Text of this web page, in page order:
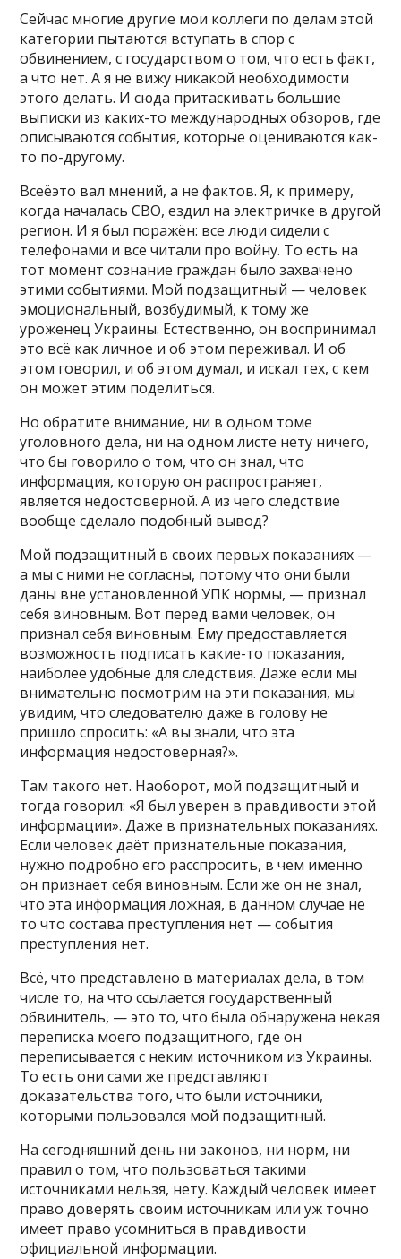
Сейчас многие другие мои коллеги по делам этой
категории пытаются вступать в спор с
обвинением, с государством о том, что есть факт,
а что нет. А я не вижу никакой необходимости
этого делать. И сюда притаскивать большие
выписки из каких-то международных обзоров, где
описываются события, которые оцениваются как-
то по-другому.
Всеёэто вал мнений, а не фактов. Я, к примеру,
когда началась СВО, ездил на электричке в другой
регион. И я был поражён: все люди сидели с
телефонами и все читали про войну. То есть на
тот момент сознание граждан было захвачено
этими событиями. Мой подзащитный — человек
эмоциональный, возбудимый, к тому же
уроженец Украины. Естественно, он воспринимал
это всё как личное и об этом переживал. И об
этом говорил, и об этом думал, и искал тех, с кем
он может этим поделиться.
Но обратите внимание, ни в одном томе
уголовного дела, ни на одном листе нету ничего,
что бы говорило о том, что он знал, что
информация, которую он распространяет,
является недостоверной. А из чего следствие
вообще сделало подобный вывод?
Мой подзащитный в своих первых показаниях —
а мы с ними не согласны, потому что они были
даны вне установленной УПК нормы, — признал
себя виновным. Вот перед вами человек, он
признал себя виновным. Ему предоставляется
возможность подписать какие-то показания,
наиболее удобные для следствия. Даже если мы
внимательно посмотрим на эти показания, мы
увидим, что следователю даже в голову не
пришло спросить: «А вы знали, что эта
информация недостоверная?».
Там такого нет. Наоборот, мой подзащитный и
тогда говорил: «Я был уверен в правдивости этой
информации». Даже в признательных показаниях.
Если человек даёт признательные показания,
нужно подробно его расспросить, в чем именно
он признает себя виновным. Если же он не знал,
что эта информация ложная, в данном случае не
то что состава преступления нет — события
преступления нет.
Всё, что представлено в материалах дела, в том
числе то, на что ссылается государственный
обвинитель, — это то, что была обнаружена некая
переписка моего подзащитного, где он
переписывается с неким источником из Украины.
То есть они сами же представляют
доказательства того, что были источники,
которыми пользовался мой подзащитный.
На сегодняшний день ни законов, ни норм, ни
правил о том, что пользоваться такими
источниками нельзя, нету. Каждый человек имеет
право доверять своим источникам или уж точно
имеет право усомниться в правдивости
официальной информации.